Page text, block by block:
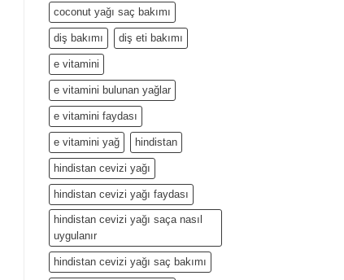
coconut yağı saç bakımı
diş bakımı diş eti bakımı
e vitamini
e vitamini bulunan yağlar
e vitamini faydası
e vitamini yağ hindistan
hindistan cevizi yağı
hindistan cevizi yağı faydası
hindistan cevizi yağı saça nasıl
uygulanır
hindistan cevizi yağı saç bakımı